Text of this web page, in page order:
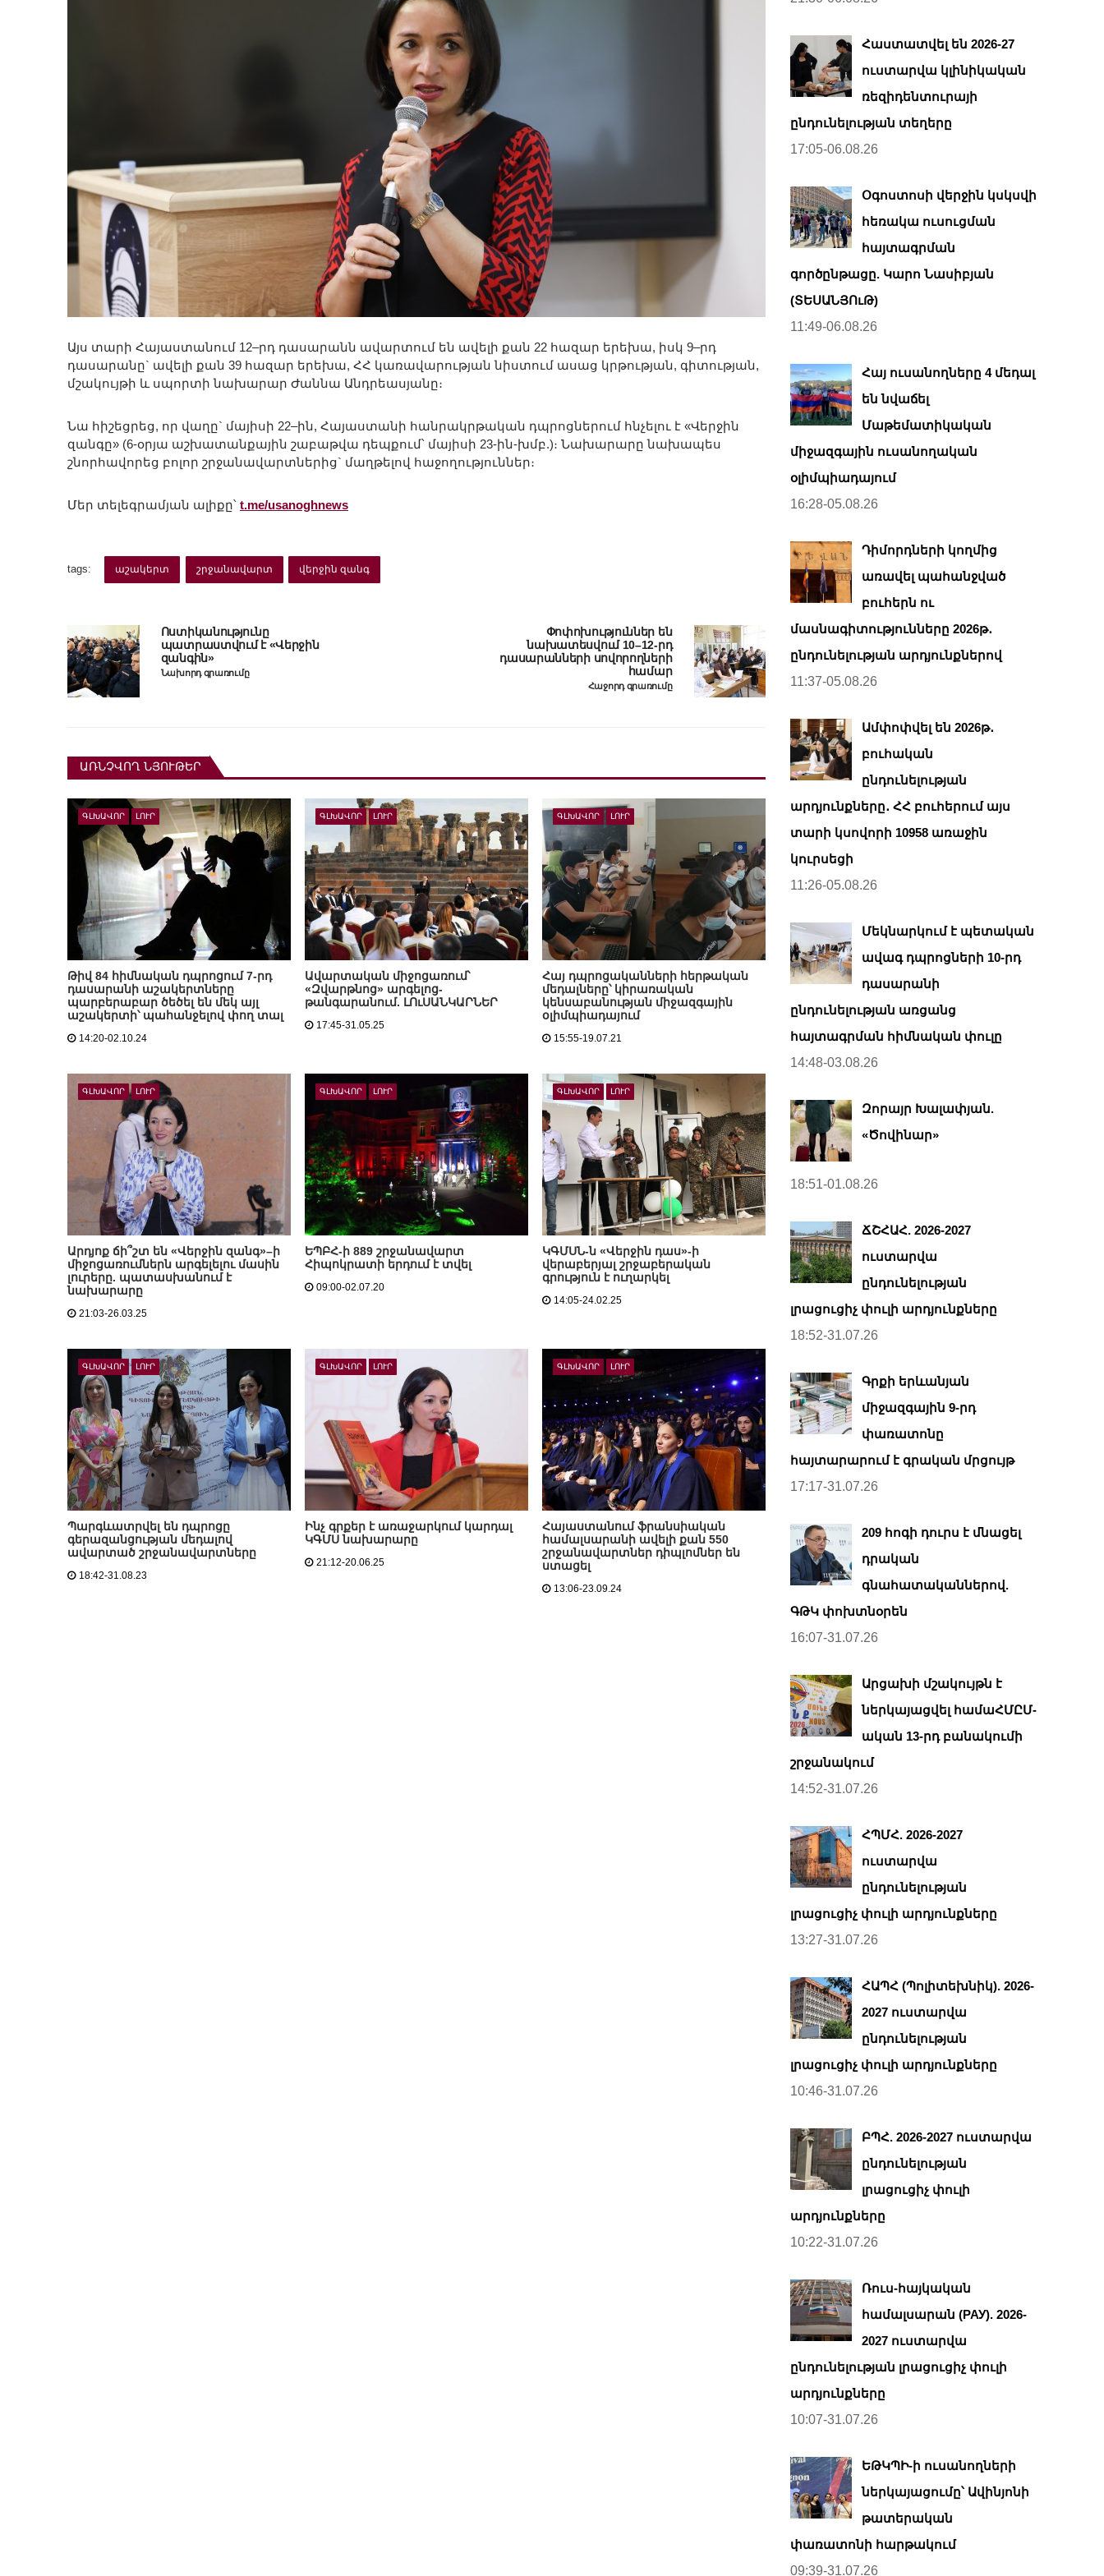
Այս տարի Հայաստանում 12–րդ դասարանն ավարտում են ավելի քան 22 հազար երեխա, իսկ 9–րդ
դասարանը` ավելի քան 39 հազար երեխա, ՀՀ կառավարության նիստում ասաց կրթության, գիտության,
մշակույթի և սպորտի նախարար Ժաննա Անդրեասյանը։
Նա հիշեցրեց, որ վաղը` մայիսի 22–ին, Հայաստանի հանրակրթական դպրոցներում հնչելու է «Վերջին
զանգը» (6-օրյա աշխատանքային շաբաթվա դեպքում՝ մայիսի 23-ին-խմբ.)։ Նախարարը նախապես
շնորհավորեց բոլոր շրջանավարտներից` մաղթելով հաջողություններ։
Մեր տելեգրամյան ալիքը՝ t.me/usanoghnews
tags: աշակերտ շրջանավարտ վերջին զանգ
Ոստիկանությունը
պատրաստվում է «Վերջին
զանգին»
Նախորդ գրառումը
Փոփոխություններ են
նախատեսվում 10–12-րդ
դասարանների սովորողների
համար
Հաջորդ գրառումը
ԱՌՆՉՎՈՂ ՆՅՈՒԹԵՐ
ԳԼԽԱՎՈՐ ԼՈՒՐ
Թիվ 84 հիմնական դպրոցում 7-րդ
դասարանի աշակերտները
պարբերաբար ծեծել են մեկ այլ
աշակերտի՝ պահանջելով փող տալ
14:20-02.10.24
ԳԼԽԱՎՈՐ ԼՈՒՐ
Ավարտական միջոցառում՝
«Զվարթնոց» արգելոց-
թանգարանում. ԼՈւՍԱՆԿԱՐՆԵՐ
17:45-31.05.25
ԳԼԽԱՎՈՐ ԼՈՒՐ
Հայ դպրոցականների հերթական
մեդալները՝ կիրառական
կենսաբանության միջազգային
օլիմպիադայում
15:55-19.07.21
ԳԼԽԱՎՈՐ ԼՈՒՐ
Արդյոք ճի՞շտ են «Վերջին զանգ»–ի
միջոցառումներն արգելելու մասին
լուրերը. պատասխանում է
նախարարը
21:03-26.03.25
ԳԼԽԱՎՈՐ ԼՈՒՐ
ԵՊԲՀ-ի 889 շրջանավարտ
Հիպոկրատի երդում է տվել
09:00-02.07.20
ԳԼԽԱՎՈՐ ԼՈՒՐ
ԿԳՄՍՆ-ն «Վերջին դաս»-ի
վերաբերյալ շրջաբերական
գրություն է ուղարկել
14:05-24.02.25
ԳԼԽԱՎՈՐ ԼՈՒՐ
Պարգևատրվել են դպրոցը
գերազանցության մեդալով
ավարտած շրջանավարտները
18:42-31.08.23
ԳԼԽԱՎՈՐ ԼՈՒՐ
Ինչ գրքեր է առաջարկում կարդալ
ԿԳՄՍ նախարարը
21:12-20.06.25
ԳԼԽԱՎՈՐ ԼՈՒՐ
Հայաստանում ֆրանսիական
համալսարանի ավելի քան 550
շրջանավարտներ դիպլոմներ են
ստացել
13:06-23.09.24
Հաստատվել են 2026-27
ուստարվա կլինիկական
ռեզիդենտուրայի
ընդունելության տեղերը
17:05-06.08.26
Օգոստոսի վերջին կսկսվի
հեռակա ուսուցման
հայտագրման
գործընթացը. Կարո Նասիբյան
(ՏԵՍԱՆՅՈւԹ)
11:49-06.08.26
Հայ ուսանողները 4 մեդալ
են նվաճել
Մաթեմատիկական
միջազգային ուսանողական
օլիմպիադայում
16:28-05.08.26
Դիմորդների կողմից
առավել պահանջված
բուհերն ու
մասնագիտությունները 2026թ․
ընդունելության արդյունքներով
11:37-05.08.26
Ամփոփվել են 2026թ․
բուհական
ընդունելության
արդյունքները․ ՀՀ բուհերում այս
տարի կսովորի 10958 առաջին
կուրսեցի
11:26-05.08.26
Մեկնարկում է պետական
ավագ դպրոցների 10-րդ
դասարանի
ընդունելության առցանց
հայտագրման հիմնական փուլը
14:48-03.08.26
Զորայր Խալափյան.
«Ծովինար»
18:51-01.08.26
ՃՇՀԱՀ. 2026-2027
ուստարվա
ընդունելության
լրացուցիչ փուլի արդյունքները
18:52-31.07.26
Գրքի երևանյան
միջազգային 9-րդ
փառատոնը
հայտարարում է գրական մրցույթ
17:17-31.07.26
209 հոգի դուրս է մնացել
դրական
գնահատականներով.
ԳԹԿ փոխտնօրեն
16:07-31.07.26
Արցախի մշակույթն է
ներկայացվել համաՀՄԸՄ-
ական 13-րդ բանակումի
շրջանակում
14:52-31.07.26
ՀՊՄՀ. 2026-2027
ուստարվա
ընդունելության
լրացուցիչ փուլի արդյունքները
13:27-31.07.26
ՀԱՊՀ (Պոլիտեխնիկ). 2026-
2027 ուստարվա
ընդունելության
լրացուցիչ փուլի արդյունքները
10:46-31.07.26
ԲՊՀ. 2026-2027 ուստարվա
ընդունելության
լրացուցիչ փուլի
արդյունքները
10:22-31.07.26
Ռուս-հայկական
համալսարան (РАУ). 2026-
2027 ուստարվա
ընդունելության լրացուցիչ փուլի
արդյունքները
10:07-31.07.26
ԵԹԿՊԻ-ի ուսանողների
ներկայացումը՝ Ավինյոնի
թատերական
փառատոնի հարթակում
09:39-31.07.26